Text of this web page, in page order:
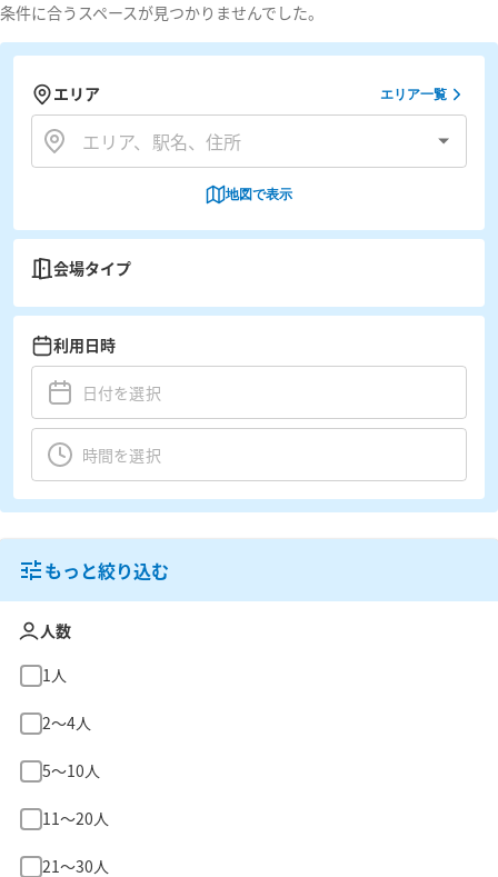
条件に合うスペースが見つかりませんでした。
エリア エリア一覧
地図で表示
会場タイプ
利用日時
もっと絞り込む
人数
1人
2〜4人
5〜10人
11〜20人
21〜30人